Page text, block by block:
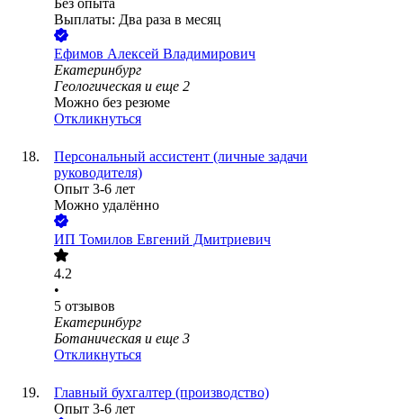
Без опыта
Выплаты: Два раза в месяц
Ефимов Алексей Владимирович
Екатеринбург
Геологическая и еще 2
Можно без резюме
Откликнуться
Персональный ассистент (личные задачи
руководителя)
Опыт 3-6 лет
Можно удалённо
ИП Томилов Евгений Дмитриевич
4.2
•
5 отзывов
Екатеринбург
Ботаническая и еще 3
Откликнуться
Главный бухгалтер (производство)
Опыт 3-6 лет